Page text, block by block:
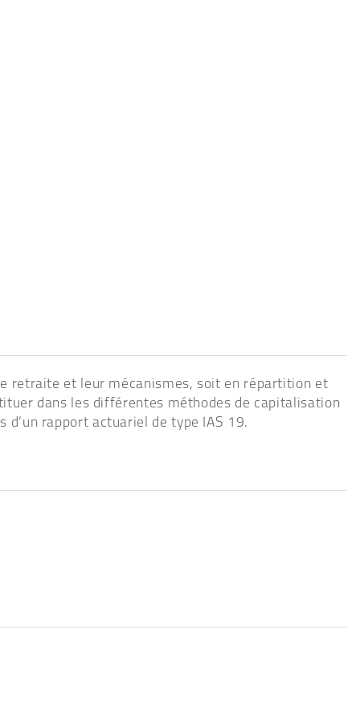
retraite et leur mécanismes, soit en répartition et
dans les différentes méthodes de capitalisation
rapport actuariel de type IAS 19.